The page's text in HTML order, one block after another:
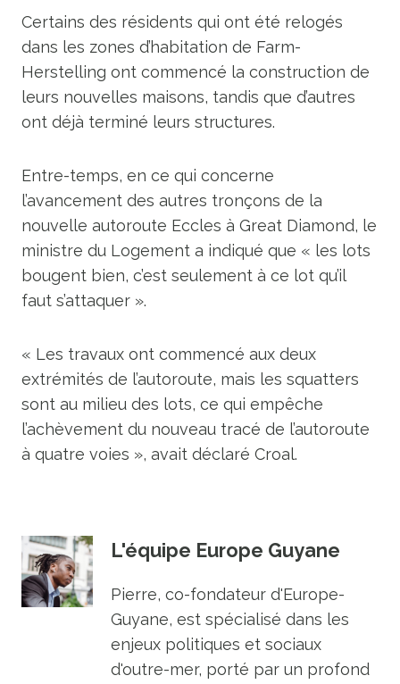
Certains des résidents qui ont été relogés
dans les zones d’habitation de Farm-
Herstelling ont commencé la construction de
leurs nouvelles maisons, tandis que d’autres
ont déjà terminé leurs structures.
Entre-temps, en ce qui concerne
l’avancement des autres tronçons de la
nouvelle autoroute Eccles à Great Diamond, le
ministre du Logement a indiqué que « les lots
bougent bien, c’est seulement à ce lot qu’il
faut s’attaquer ».
« Les travaux ont commencé aux deux
extrémités de l’autoroute, mais les squatters
sont au milieu des lots, ce qui empêche
l’achèvement du nouveau tracé de l’autoroute
à quatre voies », avait déclaré Croal.
L'équipe Europe Guyane
Pierre, co-fondateur d'Europe-
Guyane, est spécialisé dans les
enjeux politiques et sociaux
d'outre-mer, porté par un profond